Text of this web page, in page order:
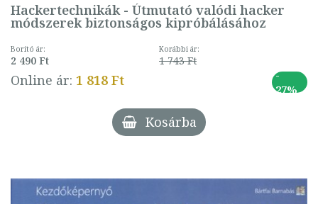
Hackertechnikák - Útmutató valódi hacker
módszerek biztonságos kipróbálásához
Borító ár:
2 490 Ft
Korábbi ár:
1 743 Ft
Online ár: 1 818 Ft
-
27%
Kosárba